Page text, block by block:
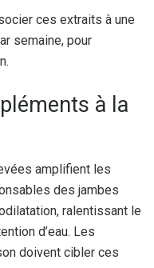
ces extraits à une
semaine, pour
à la
amplifient les
des jambes
ralentissant le
d’eau. Les
doivent cibler ces